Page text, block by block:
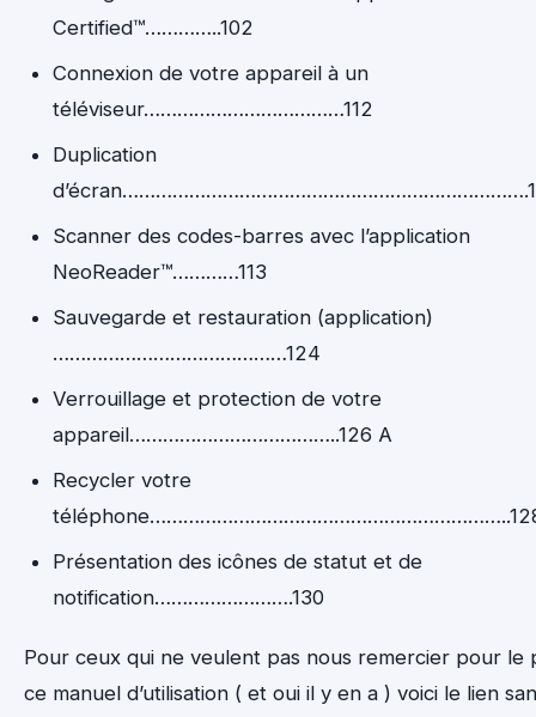
Certified™…………..102
Connexion de votre appareil à un
téléviseur………………………………112
Duplication
Scanner des codes-barres avec l’application
NeoReader™…………113
Sauvegarde et restauration (application)
……………………………………124
Verrouillage et protection de votre
appareil………………………………..126 A
Recycler votre
Présentation des icônes de statut et de
notification…………………….130
Pour ceux qui ne veulent pas nous remercier pour le
ce manuel d’utilisation ( et oui il y en a ) voici le lien